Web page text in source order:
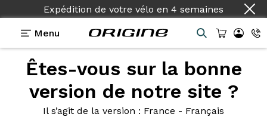
Expédition de votre vélo en 4 semaines
Menu
Êtes-vous sur la bonne
version de notre site ?
Il s’agit de la version : France - Français
Photos desvélos Origine
Curcuma